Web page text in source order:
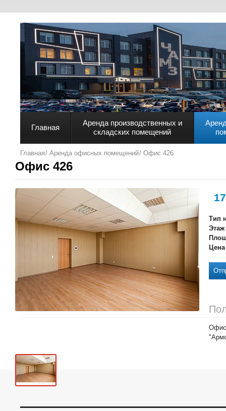
Главная
Аренда производственных и
складских помещений
Главная Аренда офисных помещений Офис 426
Офис 426
Тип
Этаж
Цена